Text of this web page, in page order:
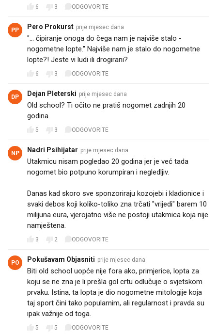
6 3 ODGOVORITE
PP Pero Prokurst prije mjesec dana
"... čipiranje onoga do čega nam je najviše stalo -
nogometne lopte." Najviše nam je stalo do nogometne
lopte?! Jeste vi ludi ili drogirani?
6 3 ODGOVORITE
DP Dejan Pleterski prije mjesec dana
Old school? Ti očito ne pratiš nogomet zadnjih 20
godina.
5 3 ODGOVORITE
NP Nadri Psihijatar prije mjesec dana
Utakmicu nisam pogledao 20 godina jer je već tada
nogomet bio potpuno korumpiran i negledljiv.
Danas kad skoro sve sponzoriraju kozojebi i kladionice i
svaki debos koji koliko-toliko zna trčati "vrijedi" barem 10
milijuna eura, vjerojatno više ne postoji utakmica koja nije
namještena.
3 2 ODGOVORITE
PO Pokušavam Objasniti prije mjesec dana
Biti old school uopće nije fora ako, primjerice, lopta za
koju se ne zna je li prešla gol crtu odlučuje o svjetskom
prvaku. Istina, ta lopta je dio nogometne mitologije koja
taj sport čini tako popularnim, ali regularnost i pravda su
ipak važnije od toga.
5 5 ODGOVORITE